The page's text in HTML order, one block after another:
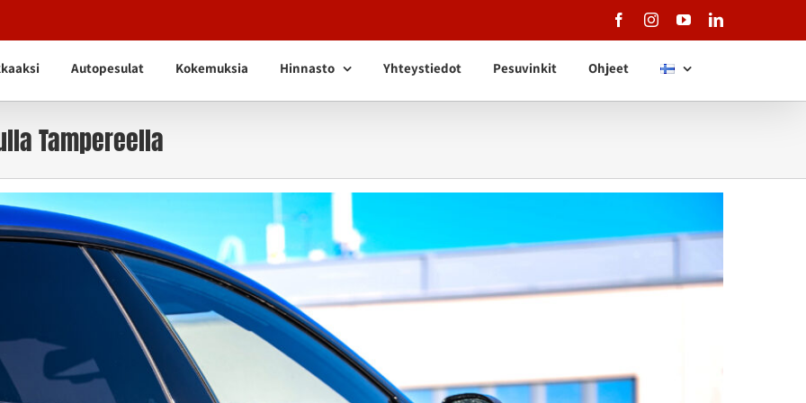
FacebookInstagramYouTubeLinkedIn
Autopesulat Kokemuksia Hinnasto Yhteystiedot Pesuvinkit Ohjeet
Tampereella